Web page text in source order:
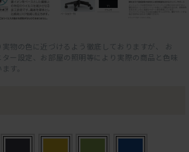
物の色に近づけるよう徹底しておりますが、 お
ー設定、お部屋の照明等により実際の商品と色味
す。